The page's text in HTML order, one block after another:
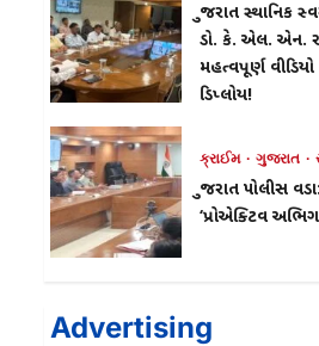
ગુજરાત સ્થાનિક
ડો. કે. એલ. એન.
મહત્વપૂર્ણ
ડિપ્લોય!
ક્રાઈમ ગુજરાત
ગુજરાત પોલીસ
‘પ્રોએક્ટિવ
Advertising